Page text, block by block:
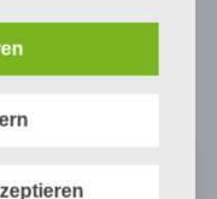
Hier gehts zum
oder
verarbeitet